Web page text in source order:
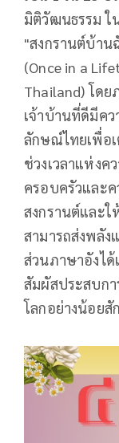
มิติวัฒนธรรม ใ
"สงกรานต์บ้าน
(Once in a
Thailand) โด
เจ้าบ้านที่ดีมีค
ลักษณ์ไทยเพื่อเ
ช่วงเวลาแห่ง
ครอบครัวและ
สงกรานต์และใ
สามารถส่งพลั
ส่วนภาษาอังไ
สัมผัสประสบก
โลกอย่างน้อยสั